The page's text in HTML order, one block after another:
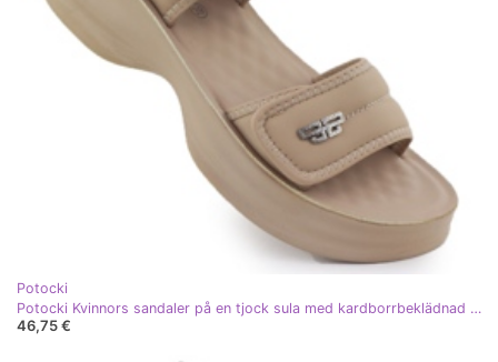
Potocki
Potocki Kvinnors sandaler på en tjock sula med kardborrbeklädnad beige
46,75 €